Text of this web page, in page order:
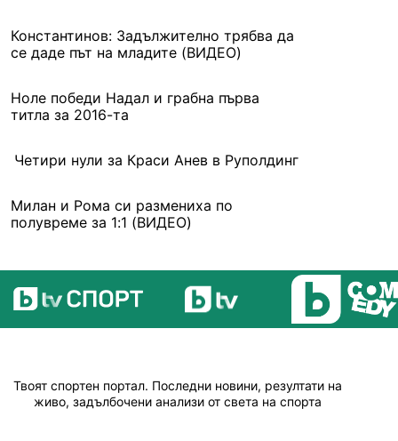
Константинов: Задължително трябва да
се даде път на младите (ВИДЕО)
Ноле победи Надал и грабна първа
титла за 2016-та
Четири нули за Краси Анев в Руполдинг
Милан и Рома си размениха по
полувреме за 1:1 (ВИДЕО)
Твоят спортен портал. Последни новини, резултати на
живо, задълбочени анализи от света на спорта